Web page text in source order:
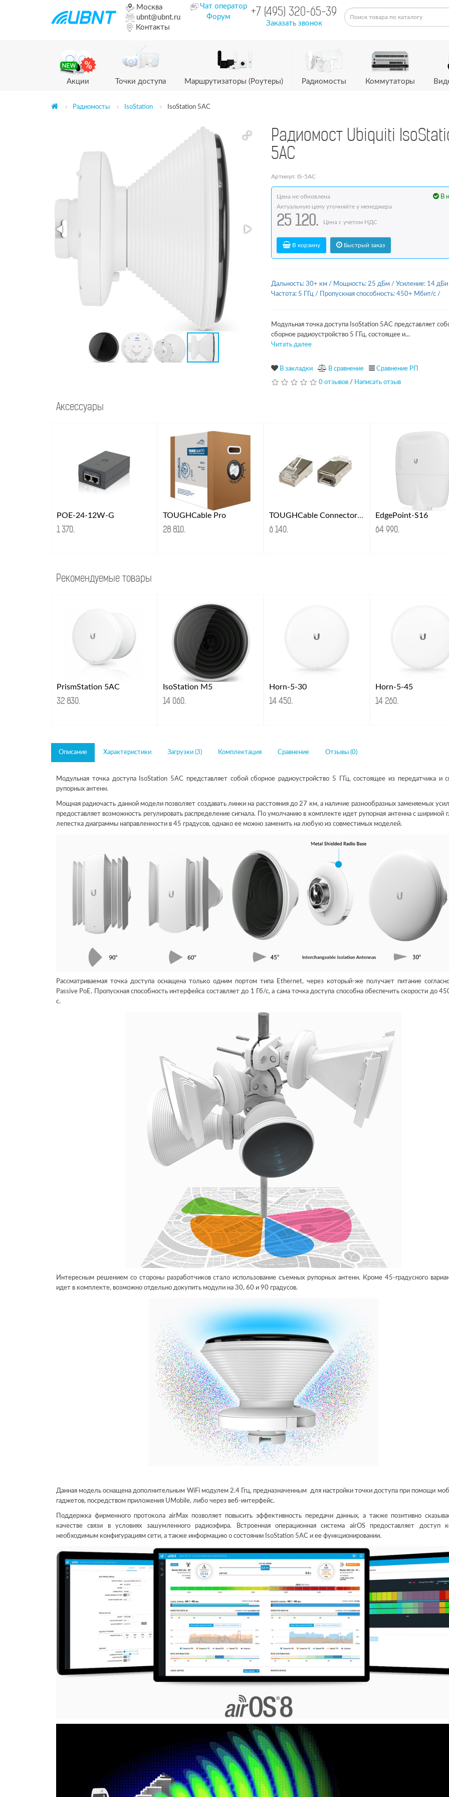
Москва
ubnt@ubnt.ru
Контакты
Чат оператор
Форум
+7 (495) 320-65-39
Заказать звонок
Акции Точки доступа Маршрутизаторы (Роутеры) Радиомосты Коммутаторы
Радиомосты IsoStation IsoStation 5AC
Радиомост Ubiquiti
5AC
Артикул: IS-5AC
В
Цена не обновлена
Актуальную цену уточняйте у менеджера
25 120. Цена с учетом НДС
В корзину Быстрый заказ
Дальность: 30+ км/ Мощность: 25 дБм/ Усиление: 14 дБи
Частота: 5 ГГц/ Пропускная способность: 450+ Мбит/с/
Модульная точка доступа IsoStation 5AC представляет
сборное радиоустройство 5 ГГц, состоящее и...
Читать далее
В закладки В сравнение Сравнение РП
0 отзывов/ Написать отзыв
Аксессуары
POE-24-12W-G
1 370.
TOUGHCable Pro
28 810.
TOUGHCable Connectors 100 шт
6 140.
EdgePoint-S16
64 990.
Рекомендуемые товары
PrismStation 5AC
32 830.
IsoStation M5
14 060.
Horn-5-30
14 450.
Horn-5-45
14 260.
Описание Характеристики Загрузки (3) Комплектация Сравнение Отзывы (0)
Модульная точка доступа IsoStation 5AC представляет собой сборное радиоустройство 5 ГГц, состоящее из передатчика и
рупорных антенн.
Мощная радиочасть данной модели позволяет создавать линки на расстояния до 27 км, а наличие разнообразных заменяемых
предоставляет возможность регулировать распределение сигнала. По умолчанию в комплекте идет рупорная антенна с шириной
лепестка диаграммы направленности в 45 градусов, однако ее можно заменить на любую из совместимых моделей.
Рассматриваемая точка доступа оснащена только одним портом типа Ethernet, через который-же получает питание
Passive PoE. Пропускная способность интерфейса составляет до 1 Гб/с, а сама точка доступа способна обеспечить скорости до
с.
Интересным решением со стороны разработчиков стало использование съемных рупорных антенн. Кроме 45-градусного
идет в комплекте, возможно отдельно докупить модули на 30, 60 и 90 градусов.
Данная модель оснащена дополнительным WiFi модулем 2.4 Ггц, предназначенным для настройки точки доступа при помощи
гаджетов, посредством приложения UMobile, либо через веб-интерфейс.
Поддержка фирменного протокола airMax позволяет повысить эффективность передачи данных, а также позитивно
качестве связи в условиях зашумленного радиоэфира. Встроенная операционная система airOS предоставляет доступ
необходимым конфигурациям сети, а также информацию о состоянии IsoStation 5AC и ее функционировании.